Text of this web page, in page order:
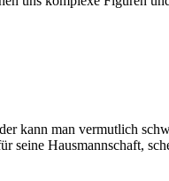
kann man vermutlich
Hausmannschaft,